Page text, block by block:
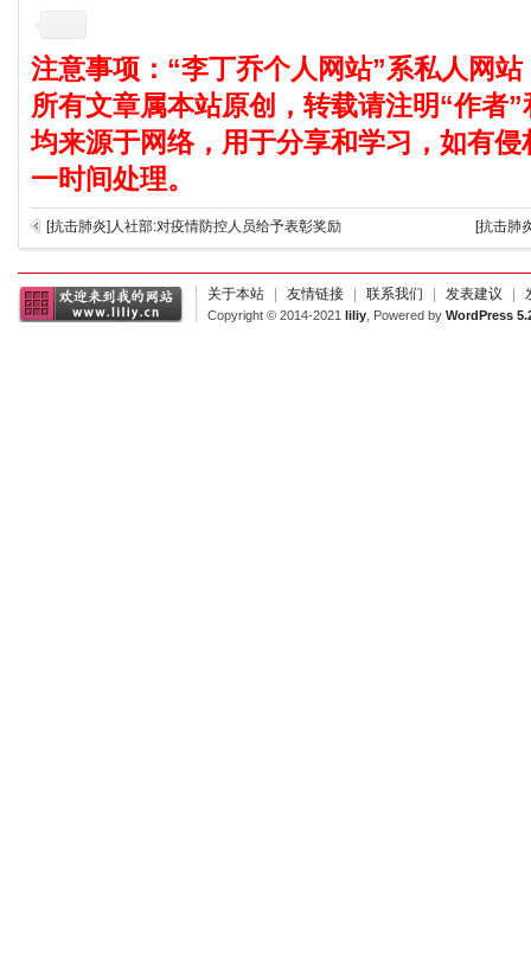
注意事项：“李丁乔个人网站”系私人网
所有文章属本站原创，转载请注明“作者
均来源于网络，用于分享和学习，如有
一时间处理。
[抗击肺炎]人社部:对疫情防控人员给予表彰奖励 [抗击肺
关于本站 友情链接 联系我们 发表建议
Copyright © 2014-2021 liliy , Powered by WordPress